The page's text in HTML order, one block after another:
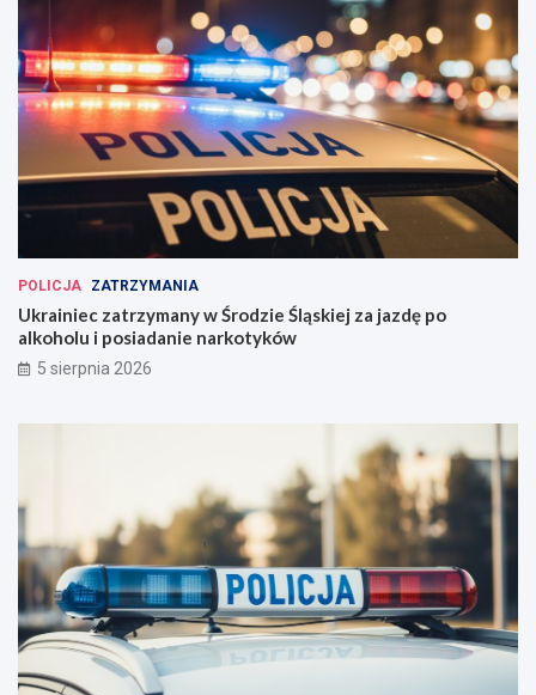
POLICJA ZATRZYMANIA
Ukrainiec zatrzymany w Środzie Śląskiej za jazdę po
alkoholu i posiadanie narkotyków
5 sierpnia 2026